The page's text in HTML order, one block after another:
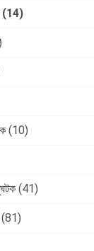
(14)
(10)
(41)
(81)